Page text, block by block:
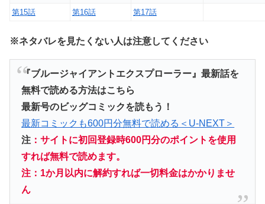
第15話
第16話 第17話
※ネタバレを見たくない人は注意してください
『ブルージャイアントエクスプローラー』最新話を
無料で読める方法はこちら
最新号のビッグコミックを読もう！
最新コミックも600円分無料で読める＜U-NEXT＞
注 ：サイトに初回登録時600円分のポイントを使用
すれば無料で読めます。
注：1か月以内に解約すれば一切料金はかかりませ
ん